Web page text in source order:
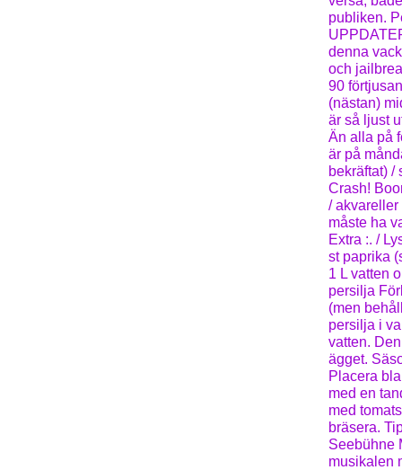
publiken.
denna
och
90
(nästan)
är så ljust
Än alla på
är på
bekräftat) /
Crash!
/ akvareller
måste ha
Extra :. /
st paprika
1 L vatten
persilja
(men
persilja i
vatten.
ägget.
Placera
med en
med
bräsera.
Seebühne
musikalen